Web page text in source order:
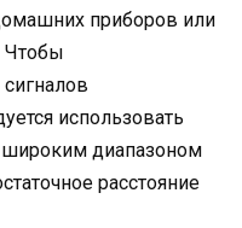
приборов или
Чтобы
использовать
диапазоном
расстояние